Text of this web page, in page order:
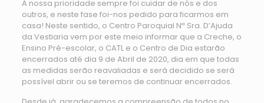
A nossa prioridade sempre foi cuidar de nós e dos
outros, e neste fase foi-nos pedido para ficarmos em
casa! Neste sentido, o Centro Paroquial Nª Sra. D’Ajuda
da Vestiaria vem por este meio informar que a Creche, o
Ensino Pré-escolar, o CATL e o Centro de Dia estarão
encerrados até dia 9 de Abril de 2020, dia em que todas
as medidas serão reavaliadas e será decidido se será
possível abrir ou se teremos de continuar encerrados.